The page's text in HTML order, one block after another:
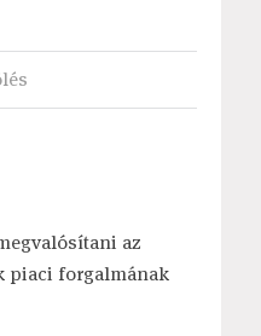
az
piaci forgalmának